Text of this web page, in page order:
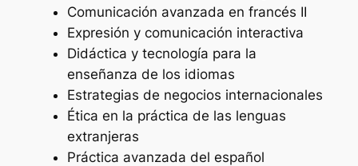
Comunicación avanzada en francés II
Expresión y comunicación interactiva
Didáctica y tecnología para la
enseñanza de los idiomas
Estrategias de negocios internacionales
Ética en la práctica de las lenguas
extranjeras
Práctica avanzada del español